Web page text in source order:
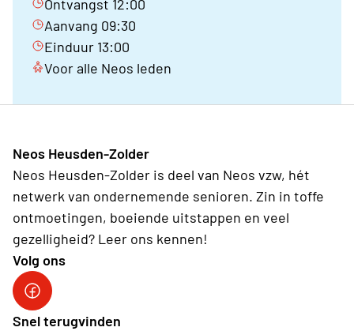
Ontvangst 12:00
Aanvang 09:30
Einduur 13:00
Voor alle Neos leden
Neos Heusden-Zolder
Neos Heusden-Zolder is deel van Neos vzw, hét
netwerk van ondernemende senioren. Zin in toffe
ontmoetingen, boeiende uitstappen en veel
gezelligheid? Leer ons kennen!
Volg ons
Facebook Neos Heusden-Zolder
Snel terugvinden